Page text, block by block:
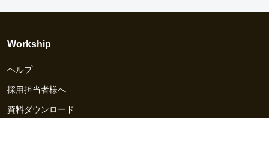
Workship
ヘルプ
採用担当者様へ
資料ダウンロード